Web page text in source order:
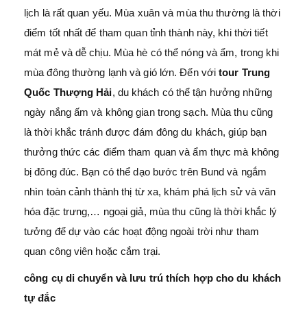
lịch là rất quan yếu. Mùa xuân và mùa thu thường là thời
điểm tốt nhất để tham quan tỉnh thành này, khi thời tiết
mát mẻ và dễ chịu. Mùa hè có thể nóng và ẩm, trong khi
mùa đông thường lạnh và gió lớn. Đến với tour Trung
Quốc Thượng Hải, du khách có thể tận hưởng những
ngày nắng ấm và không gian trong sạch. Mùa thu cũng
là thời khắc tránh được đám đông du khách, giúp bạn
thưởng thức các điểm tham quan và ẩm thực mà không
bị đông đúc. Bạn có thể dạo bước trên Bund và ngắm
nhìn toàn cảnh thành thị từ xa, khám phá lịch sử và văn
hóa đặc trưng,… ngoại giả, mùa thu cũng là thời khắc lý
tưởng để dự vào các hoạt động ngoài trời như tham
quan công viên hoặc cắm trại.
công cụ di chuyển và lưu trú thích hợp cho du khách
tự đắc